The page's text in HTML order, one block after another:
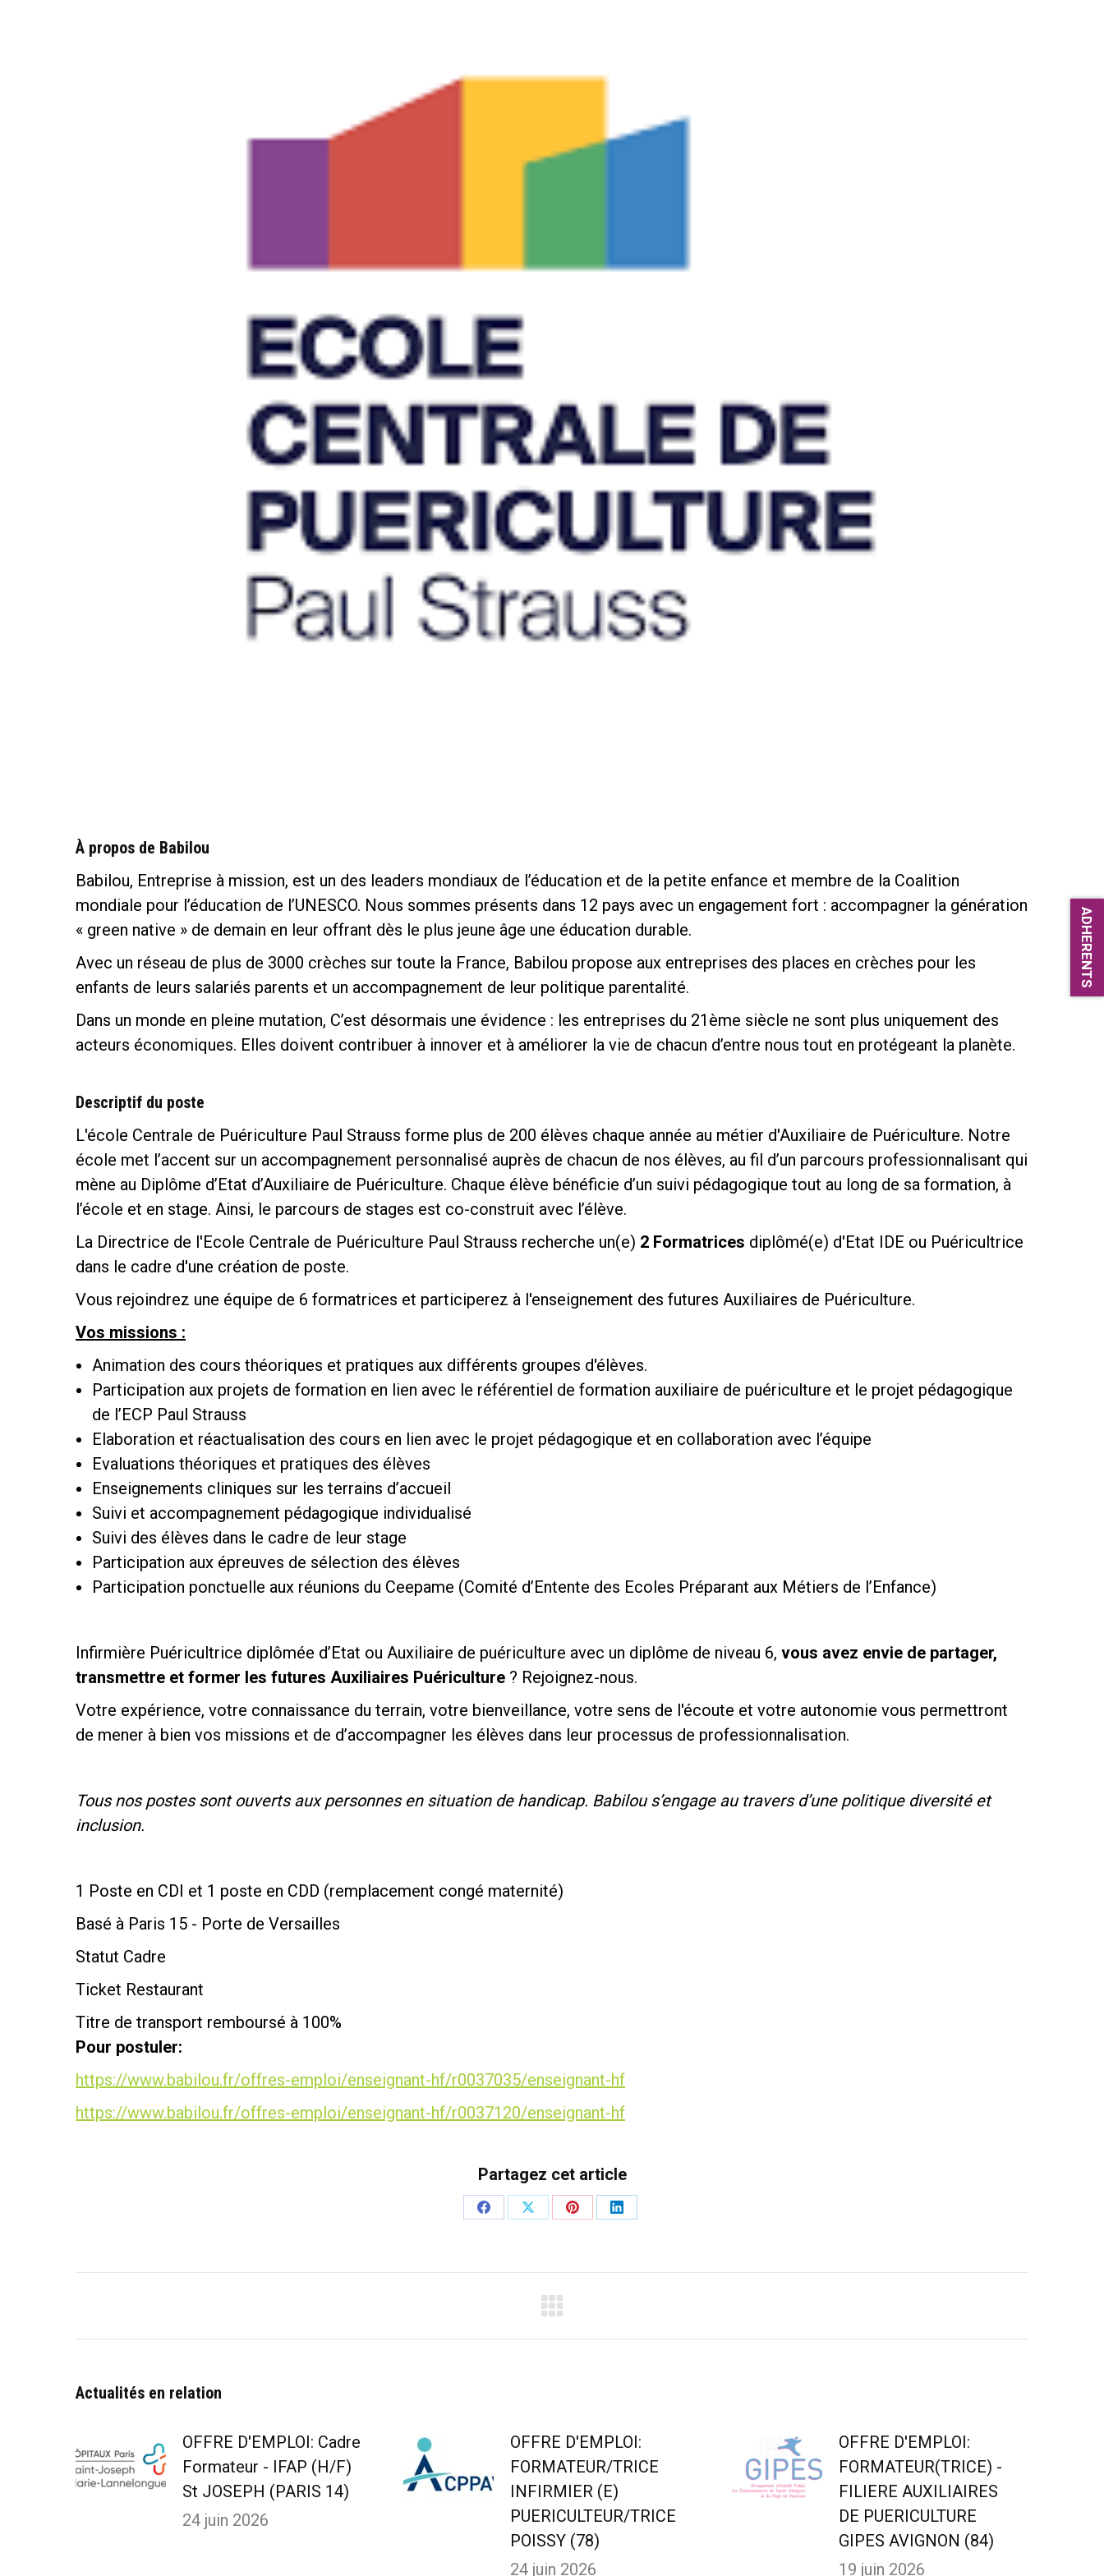
À propos de Babilou
Babilou, Entreprise à mission, est un des leaders mondiaux de l’éducation et de la petite enfance et membre de la Coalition
mondiale pour l’éducation de l’UNESCO. Nous sommes présents dans 12 pays avec un engagement fort : accompagner la génération
« green native » de demain en leur offrant dès le plus jeune âge une éducation durable.
Avec un réseau de plus de 3000 crèches sur toute la France, Babilou propose aux entreprises des places en crèches pour les
enfants de leurs salariés parents et un accompagnement de leur politique parentalité.
Dans un monde en pleine mutation, C’est désormais une évidence : les entreprises du 21ème siècle ne sont plus uniquement des
acteurs économiques. Elles doivent contribuer à innover et à améliorer la vie de chacun d’entre nous tout en protégeant la planète.
Descriptif du poste
L'école Centrale de Puériculture Paul Strauss forme plus de 200 élèves chaque année au métier d'Auxiliaire de Puériculture. Notre
école met l’accent sur un accompagnement personnalisé auprès de chacun de nos élèves, au fil d’un parcours professionnalisant qui
mène au Diplôme d’Etat d’Auxiliaire de Puériculture. Chaque élève bénéficie d’un suivi pédagogique tout au long de sa formation, à
l’école et en stage. Ainsi, le parcours de stages est co-construit avec l’élève.
La Directrice de l'Ecole Centrale de Puériculture Paul Strauss recherche un(e) 2 Formatrices diplômé(e) d'Etat IDE ou Puéricultrice
dans le cadre d'une création de poste.
Vous rejoindrez une équipe de 6 formatrices et participerez à l'enseignement des futures Auxiliaires de Puériculture.
Vos missions :
Animation des cours théoriques et pratiques aux différents groupes d'élèves.
Participation aux projets de formation en lien avec le référentiel de formation auxiliaire de puériculture et le projet pédagogique
de l’ECP Paul Strauss
Elaboration et réactualisation des cours en lien avec le projet pédagogique et en collaboration avec l’équipe
Evaluations théoriques et pratiques des élèves
Enseignements cliniques sur les terrains d’accueil
Suivi et accompagnement pédagogique individualisé
Suivi des élèves dans le cadre de leur stage
Participation aux épreuves de sélection des élèves
Participation ponctuelle aux réunions du Ceepame (Comité d’Entente des Ecoles Préparant aux Métiers de l’Enfance)
Infirmière Puéricultrice diplômée d’Etat ou Auxiliaire de puériculture avec un diplôme de niveau 6, vous avez envie de partager,
transmettre et former les futures Auxiliaires Puériculture ? Rejoignez-nous.
Votre expérience, votre connaissance du terrain, votre bienveillance, votre sens de l'écoute et votre autonomie vous permettront
de mener à bien vos missions et de d’accompagner les élèves dans leur processus de professionnalisation.
Tous nos postes sont ouverts aux personnes en situation de handicap. Babilou s’engage au travers d’une politique diversité et
inclusion.
1 Poste en CDI et 1 poste en CDD (remplacement congé maternité)
Basé à Paris 15 - Porte de Versailles
Statut Cadre
Ticket Restaurant
Titre de transport remboursé à 100%
Pour postuler:
https://www.babilou.fr/offres-emploi/enseignant-hf/r0037035/enseignant-hf
https://www.babilou.fr/offres-emploi/enseignant-hf/r0037120/enseignant-hf
Partagez cet article
PartagerPartagerPartagerPartager
Actualités en relation
OFFRE D'EMPLOI: Cadre
Formateur - IFAP (H/F)
St JOSEPH (PARIS 14)
24 juin 2026
OFFRE D'EMPLOI:
FORMATEUR/TRICE
INFIRMIER (E)
PUERICULTEUR/TRICE
POISSY (78)
24 juin 2026
OFFRE D'EMPLOI:
FORMATEUR(TRICE) -
FILIERE AUXILIAIRES
DE PUERICULTURE
GIPES AVIGNON (84)
19 juin 2026
ADHERENTS